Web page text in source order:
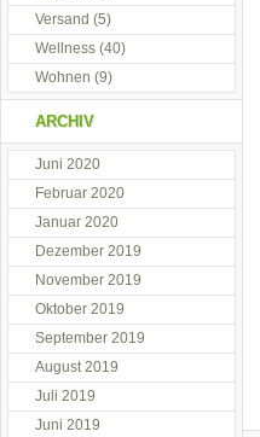
Versand (5)
Wellness (40)
Wohnen (9)
ARCHIV
Juni 2020
Februar 2020
Januar 2020
Dezember 2019
November 2019
Oktober 2019
September 2019
August 2019
Juli 2019
Juni 2019